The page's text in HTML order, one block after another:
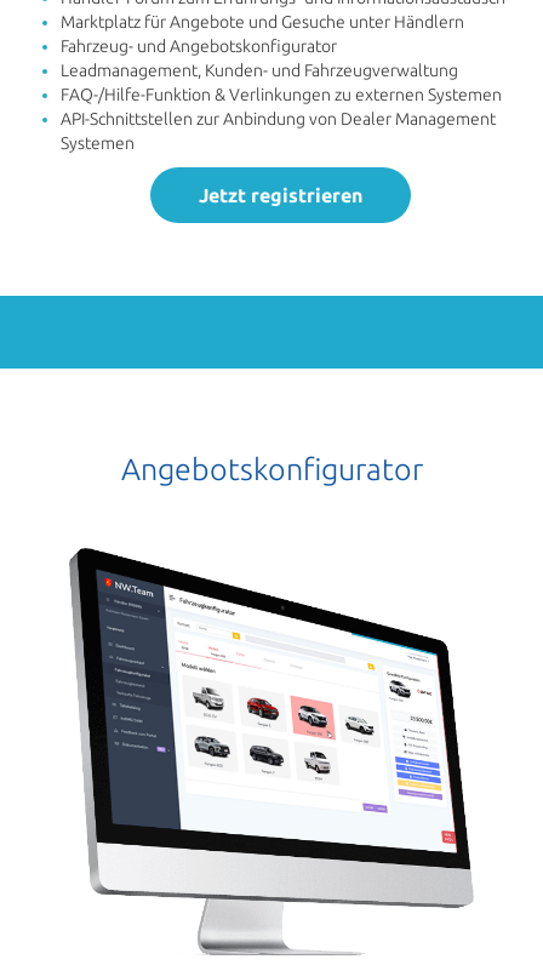
Marktplatz für Angebote und Gesuche unter Händlern
Fahrzeug- und Angebotskonfigurator
Leadmanagement, Kunden- und Fahrzeugverwaltung
FAQ-/Hilfe-Funktion & Verlinkungen zu externen Systemen
API-Schnittstellen zur Anbindung von Dealer Management
Systemen
Jetzt registrieren
Angebotskonfigurator